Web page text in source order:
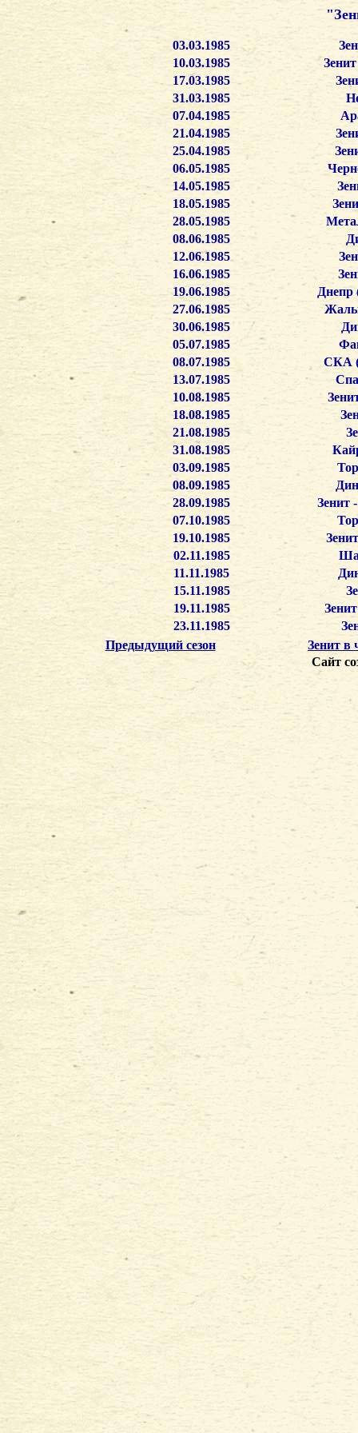
03.03.1985
10.03.1985
17.03.1985
31.03.1985
07.04.1985
21.04.1985
25.04.1985
06.05.1985
14.05.1985
18.05.1985
28.05.1985
08.06.1985
12.06.1985
16.06.1985
19.06.1985
Днепр
27.06.1985
30.06.1985
05.07.1985
08.07.1985
СКА
13.07.1985
10.08.1985
18.08.1985
21.08.1985
31.08.1985
03.09.1985
08.09.1985
28.09.1985
Зенит
07.10.1985
19.10.1985
02.11.1985
11.11.1985
15.11.1985
19.11.1985
23.11.1985
Предыдущий сезон
Зенит в
Сайт